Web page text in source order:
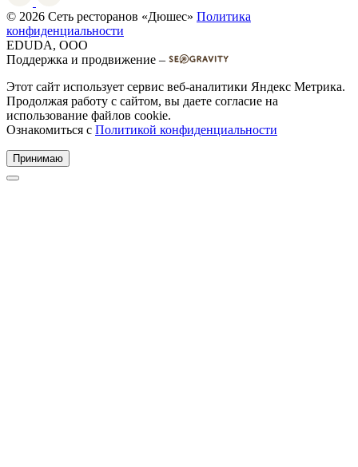
© 2026 Сеть ресторанов «Дюшес» Политика
конфиденциальности
EDUDA, OOO
Поддержка и продвижение –
Этот сайт использует сервис веб-аналитики Яндекс Метрика.
Продолжая работу с сайтом, вы даете согласие на
использование файлов cookie.
Ознакомиться с Политикой конфиденциальности
Принимаю